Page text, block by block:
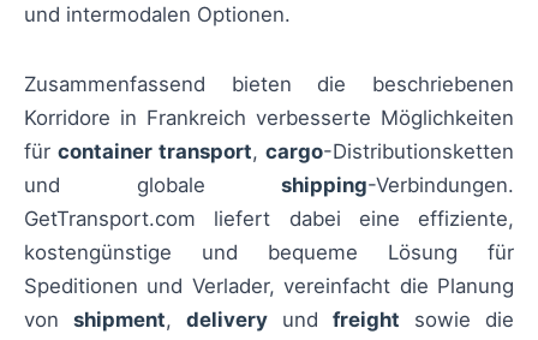
und intermodalen Optionen.
Zusammenfassend bieten die beschriebenen
Korridore in Frankreich verbesserte Möglichkeiten
für container transport, cargo-Distributionsketten
und globale shipping-Verbindungen.
GetTransport.com liefert dabei eine effiziente,
kostengünstige und bequeme Lösung für
Speditionen und Verlader, vereinfacht die Planung
von shipment, delivery und freight sowie die